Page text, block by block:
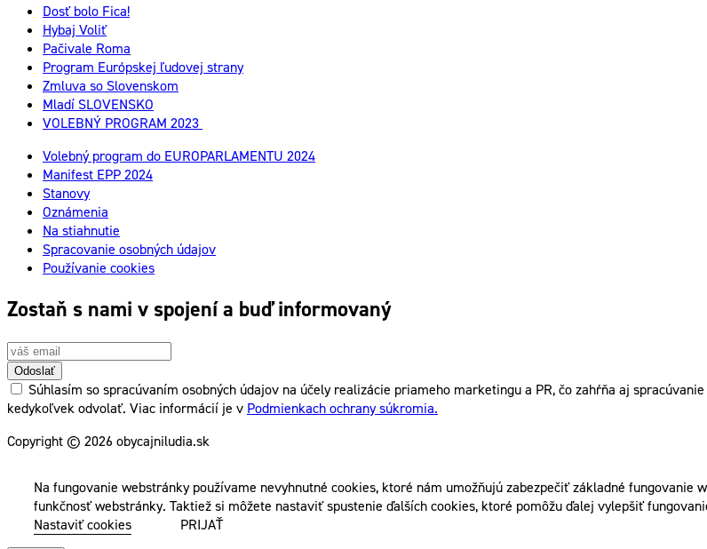
Dosť bolo Fica!
Hybaj Voliť
Pačivale Roma
Program Európskej ľudovej strany
Zmluva so Slovenskom
Mladí SLOVENSKO
VOLEBNÝ PROGRAM 2023
Volebný program do EUROPARLAMENTU 2024
Manifest EPP 2024
Stanovy
Oznámenia
Na stiahnutie
Spracovanie osobných údajov
Používanie cookies
Zostaň s nami v spojení a buď informovaný
Odoslať
Súhlasím so spracúvaním osobných údajov na účely realizácie priameho marketingu a PR, čo zahŕňa aj
kedykoľvek odvolať. Viac informácií je v Podmienkach ochrany súkromia.
Copyright © 2026 obycajniludia.sk
Na fungovanie webstránky používame nevyhnutné cookies, ktoré nám umožňujú zabezpečiť základné
funkčnosť webstránky. Taktiež si môžete nastaviť spustenie ďalších cookies, ktoré pomôžu ďalej vylepšiť
Nastaviť cookies
PRIJAŤ